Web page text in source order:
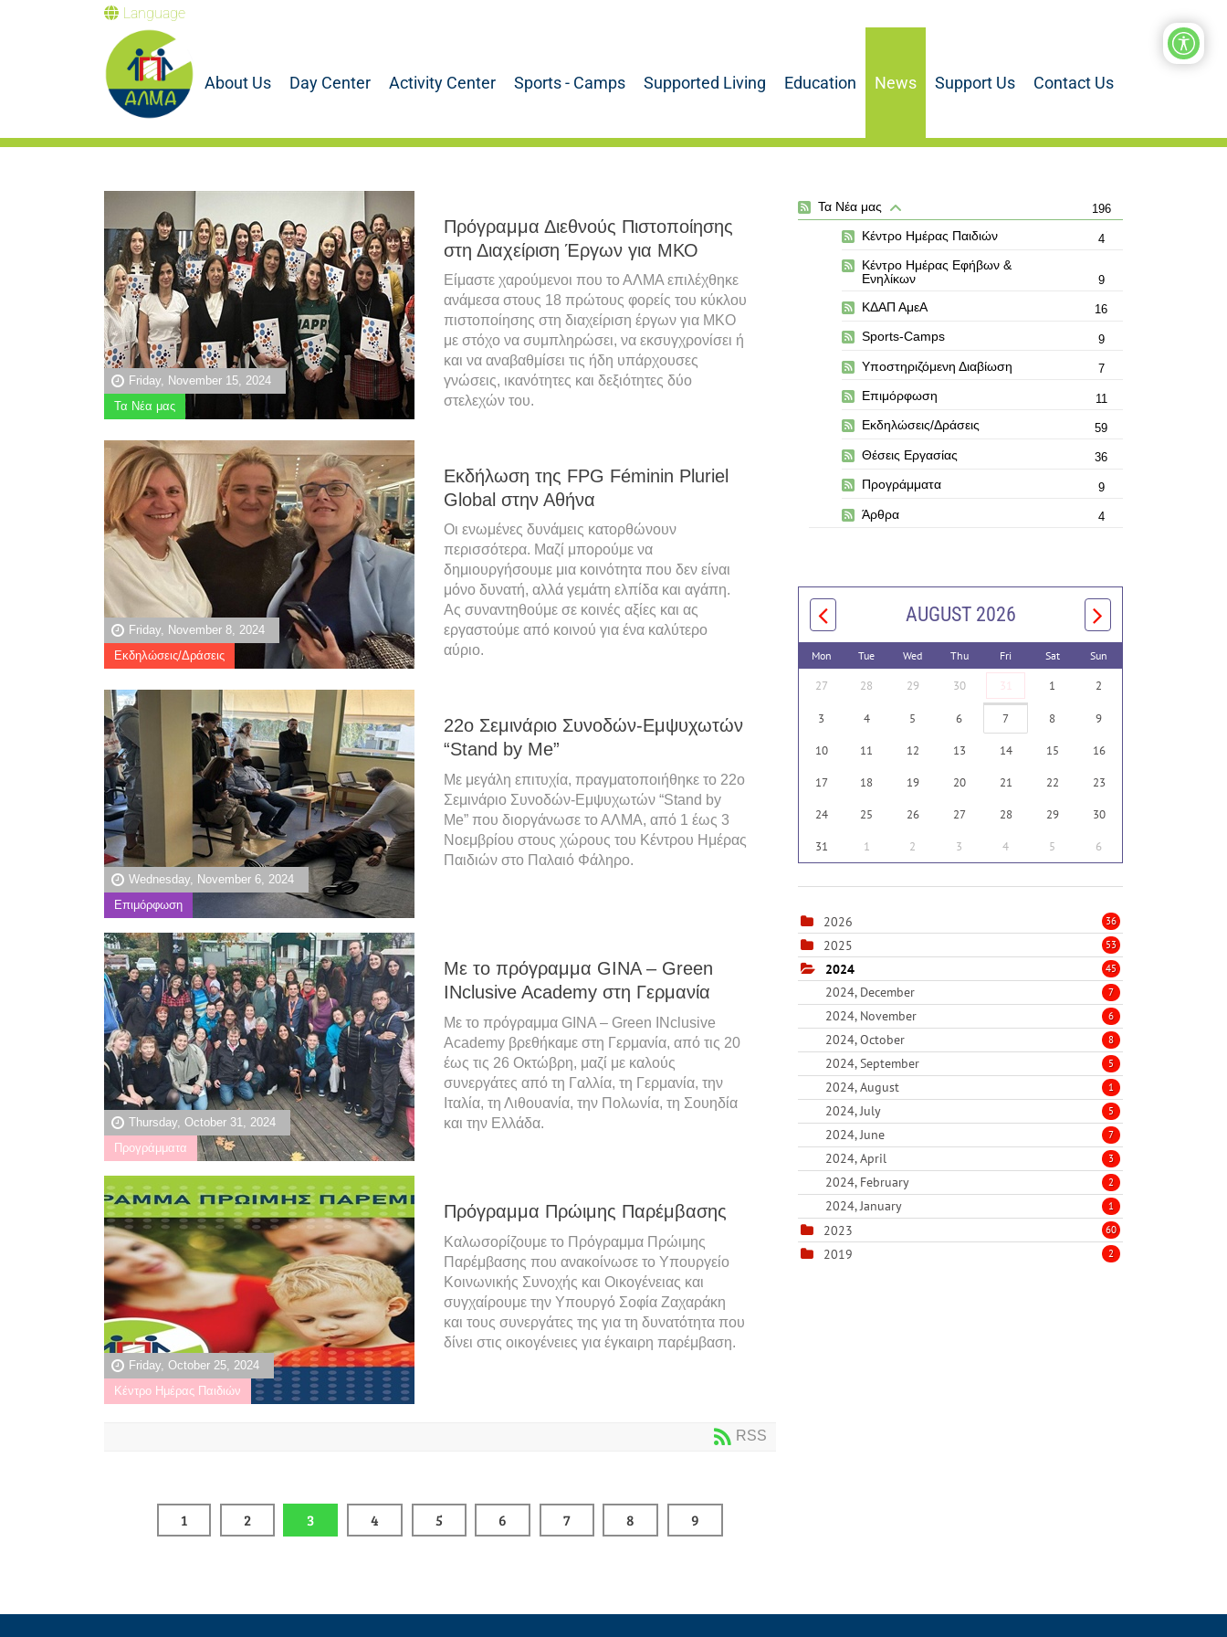
Language
About Us Day Center Activity Center Sports - Camps Supported Living Education News Support Us Contact Us
Friday, November 15, 2024
Τα Νέα μας
Πρόγραμμα Διεθνούς Πιστοποίησης
στη Διαχείριση Έργων για ΜΚΟ
Είμαστε χαρούμενοι που το ΑΛΜΑ επιλέχθηκε
ανάμεσα στους 18 πρώτους φορείς του κύκλου
πιστοποίησης στη διαχείριση έργων για ΜΚΟ
με στόχο να συμπληρώσει, να εκσυγχρονίσει ή
και να αναβαθμίσει τις ήδη υπάρχουσες
γνώσεις, ικανότητες και δεξιότητες δύο
στελεχών του.
Friday, November 8, 2024
Εκδηλώσεις/Δράσεις
Εκδήλωση της FPG Féminin Pluriel
Global στην Αθήνα
Οι ενωμένες δυνάμεις κατορθώνουν
περισσότερα. Μαζί μπορούμε να
δημιουργήσουμε μια κοινότητα που δεν είναι
μόνο δυνατή, αλλά γεμάτη ελπίδα και αγάπη.
Ας συναντηθούμε σε κοινές αξίες και ας
εργαστούμε από κοινού για ένα καλύτερο
αύριο.
Wednesday, November 6, 2024
Επιμόρφωση
22o Σεμινάριο Συνοδών-Εμψυχωτών
“Stand by Me”
Με μεγάλη επιτυχία, πραγματοποιήθηκε το 22o
Σεμινάριο Συνοδών-Εμψυχωτών “Stand by
Me” που διοργάνωσε το ΑΛΜΑ, από 1 έως 3
Νοεμβρίου στους χώρους του Κέντρου Ημέρας
Παιδιών στο Παλαιό Φάληρο.
Thursday, October 31, 2024
Προγράμματα
Με το πρόγραμμα GINA – Green
INclusive Academy στη Γερμανία
Με το πρόγραμμα GINA – Green INclusive
Academy βρεθήκαμε στη Γερμανία, από τις 20
έως τις 26 Οκτώβρη, μαζί με καλούς
συνεργάτες από τη Γαλλία, τη Γερμανία, την
Ιταλία, τη Λιθουανία, την Πολωνία, τη Σουηδία
και την Ελλάδα.
Friday, October 25, 2024
Κέντρο Ημέρας Παιδιών
Πρόγραμμα Πρώιμης Παρέμβασης
Καλωσορίζουμε το Πρόγραμμα Πρώιμης
Παρέμβασης που ανακοίνωσε το Υπουργείο
Κοινωνικής Συνοχής και Οικογένειας και
συγχαίρουμε την Υπουργό Σοφία Ζαχαράκη
και τους συνεργάτες της για τη δυνατότητα που
δίνει στις οικογένειες για έγκαιρη παρέμβαση.
RSS
1 2 3 4 5 6 7 8 9
Τα Νέα μας 196
Κέντρο Ημέρας Παιδιών 4
Κέντρο Ημέρας Εφήβων &
Ενηλίκων
9
ΚΔΑΠ ΑμεΑ 16
Sports-Camps 9
Υποστηριζόμενη Διαβίωση 7
Επιμόρφωση 11
Εκδηλώσεις/Δράσεις 59
Θέσεις Εργασίας 36
Προγράμματα 9
Άρθρα 4
AUGUST 2026
Mon Tue Wed Thu Fri Sat Sun
27 28 29 30 31 1 2
3 4 5 6 7 8 9
10 11 12 13 14 15 16
17 18 19 20 21 22 23
24 25 26 27 28 29 30
31 1 2 3 4 5 6
2026 36
2025 53
2024 45
2024, December 7
2024, November 6
2024, October 8
2024, September 5
2024, August 1
2024, July 5
2024, June 7
2024, April 3
2024, February 2
2024, January 1
2023 60
2019 2